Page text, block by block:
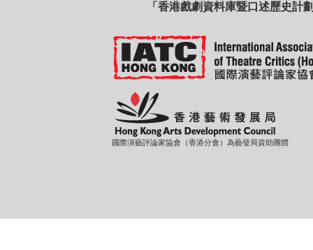
「香港戲劇資料庫暨口述歷史計
國際演藝評論家協會（香港分會）為藝發局資助團體